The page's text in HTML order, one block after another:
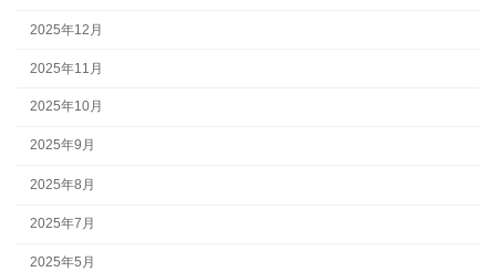
2025年12月
2025年11月
2025年10月
2025年9月
2025年8月
2025年7月
2025年5月